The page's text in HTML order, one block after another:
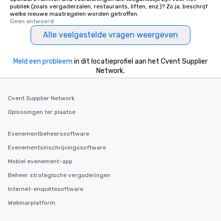
publiek (zoals vergaderzalen, restaurants, liften, enz.)? Zo ja, beschrijf
welke nieuwe maatregelen worden getroffen.
Geen antwoord.
Alle veelgestelde vragen weergeven
Meld een probleem in dit locatieprofiel aan het Cvent Supplier
Network.
Cvent Supplier Network
Oplossingen ter plaatse
Evenementbeheerssoftware
Evenementsinschrijvingssoftware
Mobiel evenement-app
Beheer strategische vergaderingen
Internet-enquêtesoftware
Webinarplatform